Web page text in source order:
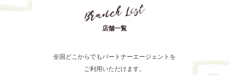
店舗一覧
全国どこからでもパートナーエージェントを
ご利用いただけます。